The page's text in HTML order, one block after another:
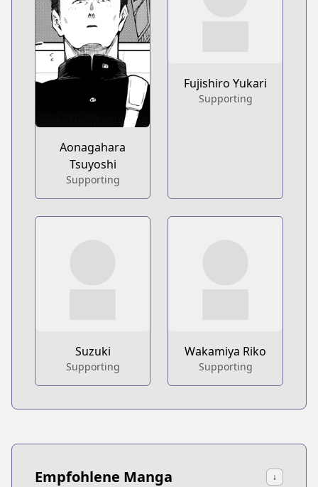
Aonagahara
Tsuyoshi
Supporting
Fujishiro Yukari
Supporting
Suzuki
Supporting
Wakamiya Riko
Supporting
Empfohlene Manga ↓